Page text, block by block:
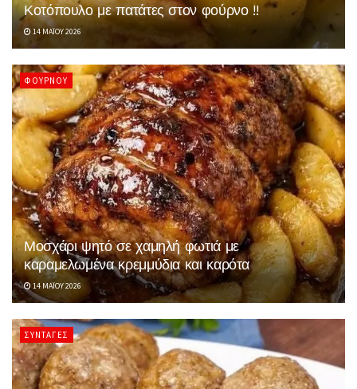
Κοτόπουλο με πατάτες στον φούρνο !!
14 ΜΑΪ́ΟΥ 2026
ΦΟΎΡΝΟΥ
Μοσχάρι ψητό σε χαμηλή φωτιά με
καραμελωμένα κρεμμύδια και καρότα
14 ΜΑΪ́ΟΥ 2026
ΣΥΝΤΑΓΈΣ